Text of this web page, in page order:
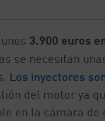
3.900 euros
se necesitan
Los inyectores
del motor ya
en la cámara de